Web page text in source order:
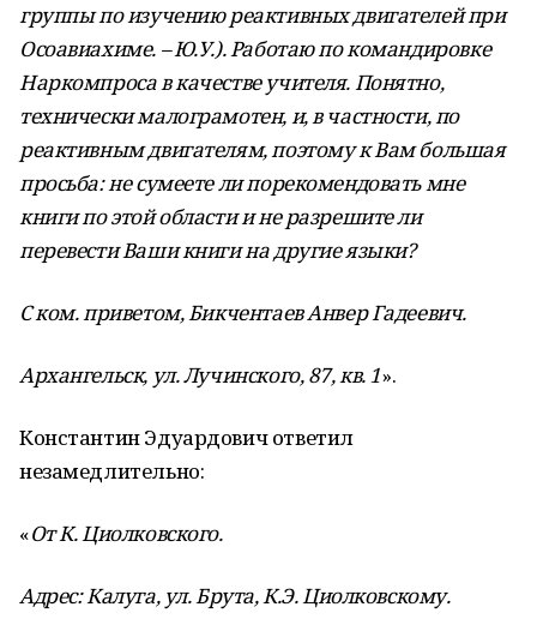
группы по изучению реактивных двигателей при
Осоавиахиме. – Ю.У.). Работаю по командировке
Наркомпроса в качестве учителя. Понятно,
технически малограмотен, и, в частности, по
реактивным двигателям, поэтому к Вам большая
просьба: не сумеете ли порекомендовать мне
книги по этой области и не разрешите ли
перевести Ваши книги на другие языки?
С ком. приветом, Бикчентаев Анвер Гадеевич.
Архангельск, ул. Лучинского, 87, кв. 1».
Константин Эдуардович ответил
незамедлительно:
«От К. Циолковского.
Адрес: Калуга, ул. Брута, К.Э. Циолковскому.